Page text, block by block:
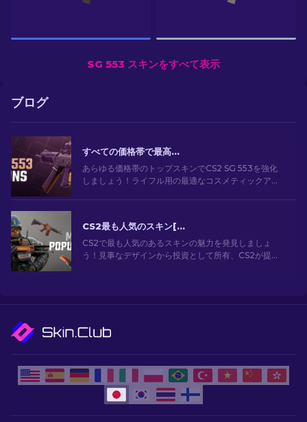
SG 553 スキンをすべて表示
ブログ
すべての価格帯で最高の CS2 SG 553 スキン [2026]
あらゆる価格帯のトップスキンでCS2 SG 553を強化
しましょう！ライフル用の最適なコスメティックアッ
CS2最も人気のスキン[2026]
CS2で最も人気のあるスキンの魅力を発見しましょ
う！見事なデザインから投資として所有、CS2が提供